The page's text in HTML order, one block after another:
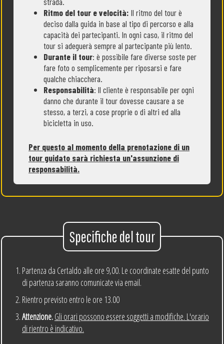
Ritmo del tour e velocità: Il ritmo del tour è
deciso dalla guida in base al tipo di percorso e alla
capacità dei partecipanti. In ogni caso, il ritmo del
tour si adeguerà sempre al partecipante più lento.
Durante il tour: è possibile fare diverse soste per
fare foto o semplicemente per riposarsi e fare
qualche chiacchera.
Responsabilità: Il cliente è responsabile per ogni
danno che durante il tour dovesse causare a se
stesso, a terzi, a cose proprie o di altri ed alla
bicicletta in uso.
Per questo al momento della prenotazione di un
tour guidato sarà richiesta un'assunzione di
responsabilità.
Specifiche del tour
Partenza da Certaldo alle ore 9,00. Le coordinate esatte del punto
di partenza saranno comunicate via email.
Rientro previsto entro le ore 13.00
Attenzione.Gli orari possono essere soggetti a modifiche. L'orario
di rientro è indicativo.